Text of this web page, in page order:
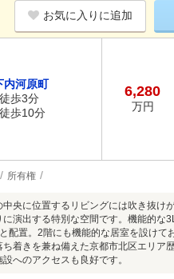
お気に入りに追加
内河原町
歩3分
歩10分
6,280
万円
所有権
央に位置するリビングには吹き抜
演出する特別な空間です。機能的な
配置。2階にも機能的な居室を設け
着きを兼ね備えた京都市北区エリ
へのアクセスも良好です。